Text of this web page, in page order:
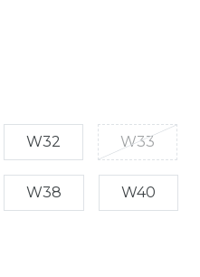
W32 W33
W38 W40